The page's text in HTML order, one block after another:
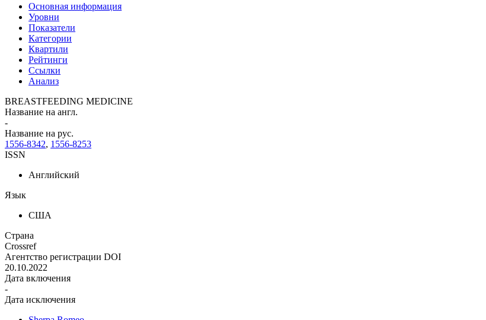
Основная информация
Уровни
Показатели
Категории
Квартили
Рейтинги
Ссылки
Анализ
BREASTFEEDING MEDICINE
Название на англ.
-
Название на рус.
1556-8342, 1556-8253
ISSN
Английский
Язык
США
Страна
Crossref
Агентство регистрации DOI
20.10.2022
Дата включения
-
Дата исключения